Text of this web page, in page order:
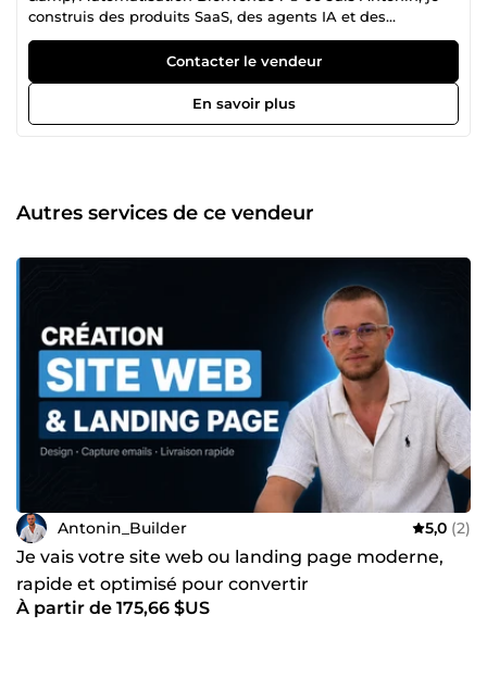
construis des produits SaaS, des agents IA et des
automatisations via le Vibe Coding. Je transforme vos
idées en outils fonctionnels, rapidement, sans équipe
technique ni budget d'agence. 💡 Le Vibe Coding, c'est
quoi ? Une méthode de build assistée par IA qui permet
de passer de l'idée au produit en ligne en quelques jours
SaaS complets — de l'idée aux premiers utilisateurs
Agents IA sur mesure — service client, traitement de
visualisez vos données, prenez de meilleures décisions
Landing pages — validez votre idée avant de construire ✅
Pourquoi travailler avec moi ? Délais respectés, livrables
concrets Communication claire à chaque étape Résultats
testables dès les premières versions Aucune promesse
irréaliste Pour qui ? Entrepreneurs &amp; freelances
Startups &amp; porteurs de projets PME souhaitant
automatiser leurs process Profils non techniques avec une
idée concrète 👉 Contactez-moi avant commande pour
vérifier ensemble la faisabilité de votre projet. Je réponds
Contacter le vendeur
En savoir plus
Autres services de ce vendeur
Antonin_Builder 5,0 (2)
Je vais votre site web ou landing page moderne,
rapide et optimisé pour convertir
À partir de 175,66 $US